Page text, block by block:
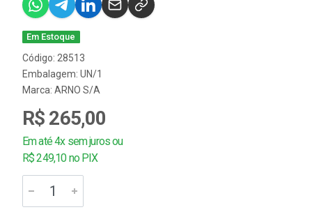
Em Estoque
Código: 28513
Embalagem: UN/1
Marca: ARNO S/A
R$ 265,00
Em até 4x sem juros ou
R$ 249,10 no PIX